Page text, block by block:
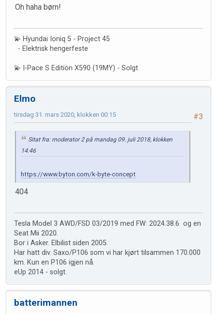
Oh haha børn!
💫 Hyundai Ioniq 5 - Project 45
- Elektrisk hengerfeste
💫 I-Pace S Edition X590 (19MY) - Solgt
Elmo
#3
tirsdag 31. mars 2020, klokken 00:15
Sitat fra: moderator 2 på mandag 09. juli 2018, klokken
14:46
https://www.byton.com/k-byte-concept
404
Tesla Model 3 AWD/FSD 03/2019 med FW: 2024.38.6 og en
Seat Mii 2020.
Bor i Asker. Elbilist siden 2005.
Har hatt div. Saxo/P106 som vi har kjørt tilsammen 170.000
km. Kun en P106 igjen nå.
eUp 2014 - solgt.
batterimannen